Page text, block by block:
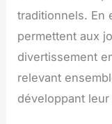
traditionnels. En
permettent aux
divertissement
relevant
développant leur